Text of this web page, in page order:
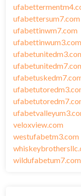
ufabettersum7.com
ufabettinwm7.com
ufabettinwum3.com
veloxview.com
westufabetm3.com
wildufabetum7.com